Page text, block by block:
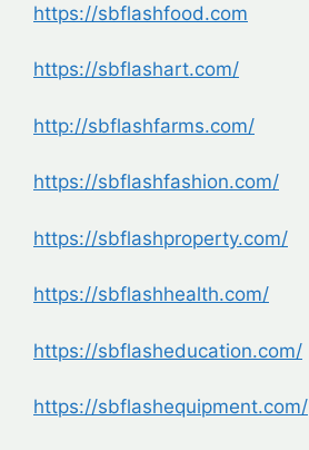
https://sbflashfood.com
https://sbflashart.com/
http://sbflashfarms.com/
https://sbflashfashion.com/
https://sbflashproperty.com/
https://sbflashhealth.com/
https://sbflasheducation.com/
https://sbflashequipment.com/